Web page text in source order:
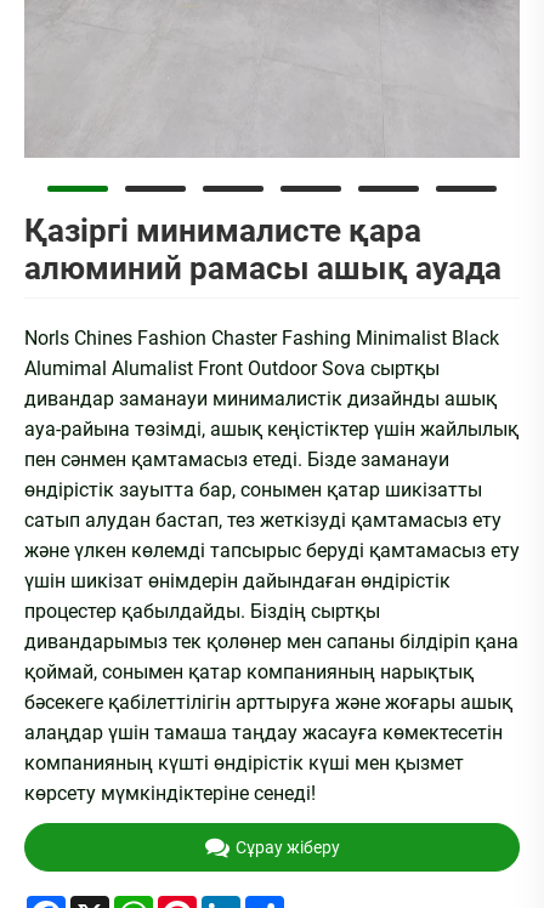
Қазіргі минималисте қара
алюминий рамасы ашық ауада
Norls Chines Fashion Chaster Fashing Minimalist Black
Alumimal Alumalist Front Outdoor Sova сыртқы
дивандар заманауи минималистік дизайнды ашық
ауа-райына төзімді, ашық кеңістіктер үшін жайлылық
пен сәнмен қамтамасыз етеді. Бізде заманауи
өндірістік зауытта бар, сонымен қатар шикізатты
сатып алудан бастап, тез жеткізуді қамтамасыз ету
және үлкен көлемді тапсырыс беруді қамтамасыз ету
үшін шикізат өнімдерін дайындаған өндірістік
процестер қабылдайды. Біздің сыртқы
дивандарымыз тек қолөнер мен сапаны білдіріп қана
қоймай, сонымен қатар компанияның нарықтық
бәсекеге қабілеттілігін арттыруға және жоғары ашық
алаңдар үшін тамаша таңдау жасауға көмектесетін
компанияның күшті өндірістік күші мен қызмет
көрсету мүмкіндіктеріне сенеді!
Сұрау жіберу